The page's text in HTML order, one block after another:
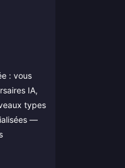
: vous
IA,
types
—